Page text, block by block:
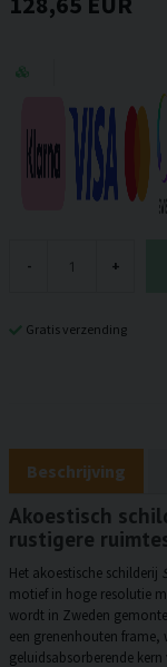
- +
Gratis verzending
Beschrijving
Akoestisch
rustigere
Het akoestische schilderij
motief in hoge resolutie
wordt in Zweden
een grenenhouten frame,
geluidsabsorberende